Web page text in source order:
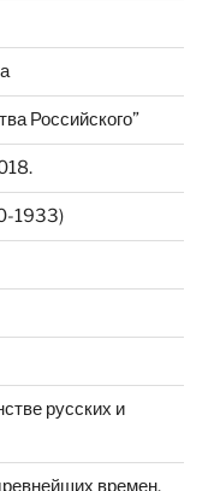
Российского”
1933)
русских и
времен.